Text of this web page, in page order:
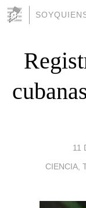
11
CIENCIA,